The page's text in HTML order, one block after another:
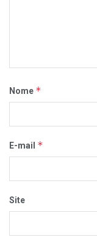
Nome *
E-mail *
Site